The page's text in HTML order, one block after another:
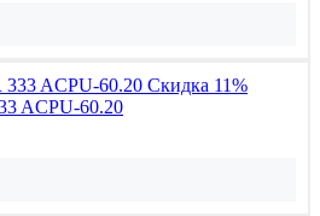
Скидка 11%
ACPU-60.20